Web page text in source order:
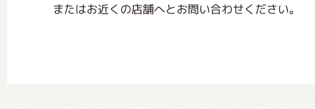
またはお近くの店舗へとお問い合わせください。